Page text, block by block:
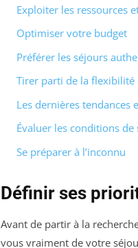
Exploiter les ressources
Optimiser votre budget
Préférer les séjours
Tirer parti de la flexibilité
Les dernières tendances
Évaluer les conditions de
Se préparer à l’inconnu
Définir ses
Avant de partir à la
vous vraiment de votre